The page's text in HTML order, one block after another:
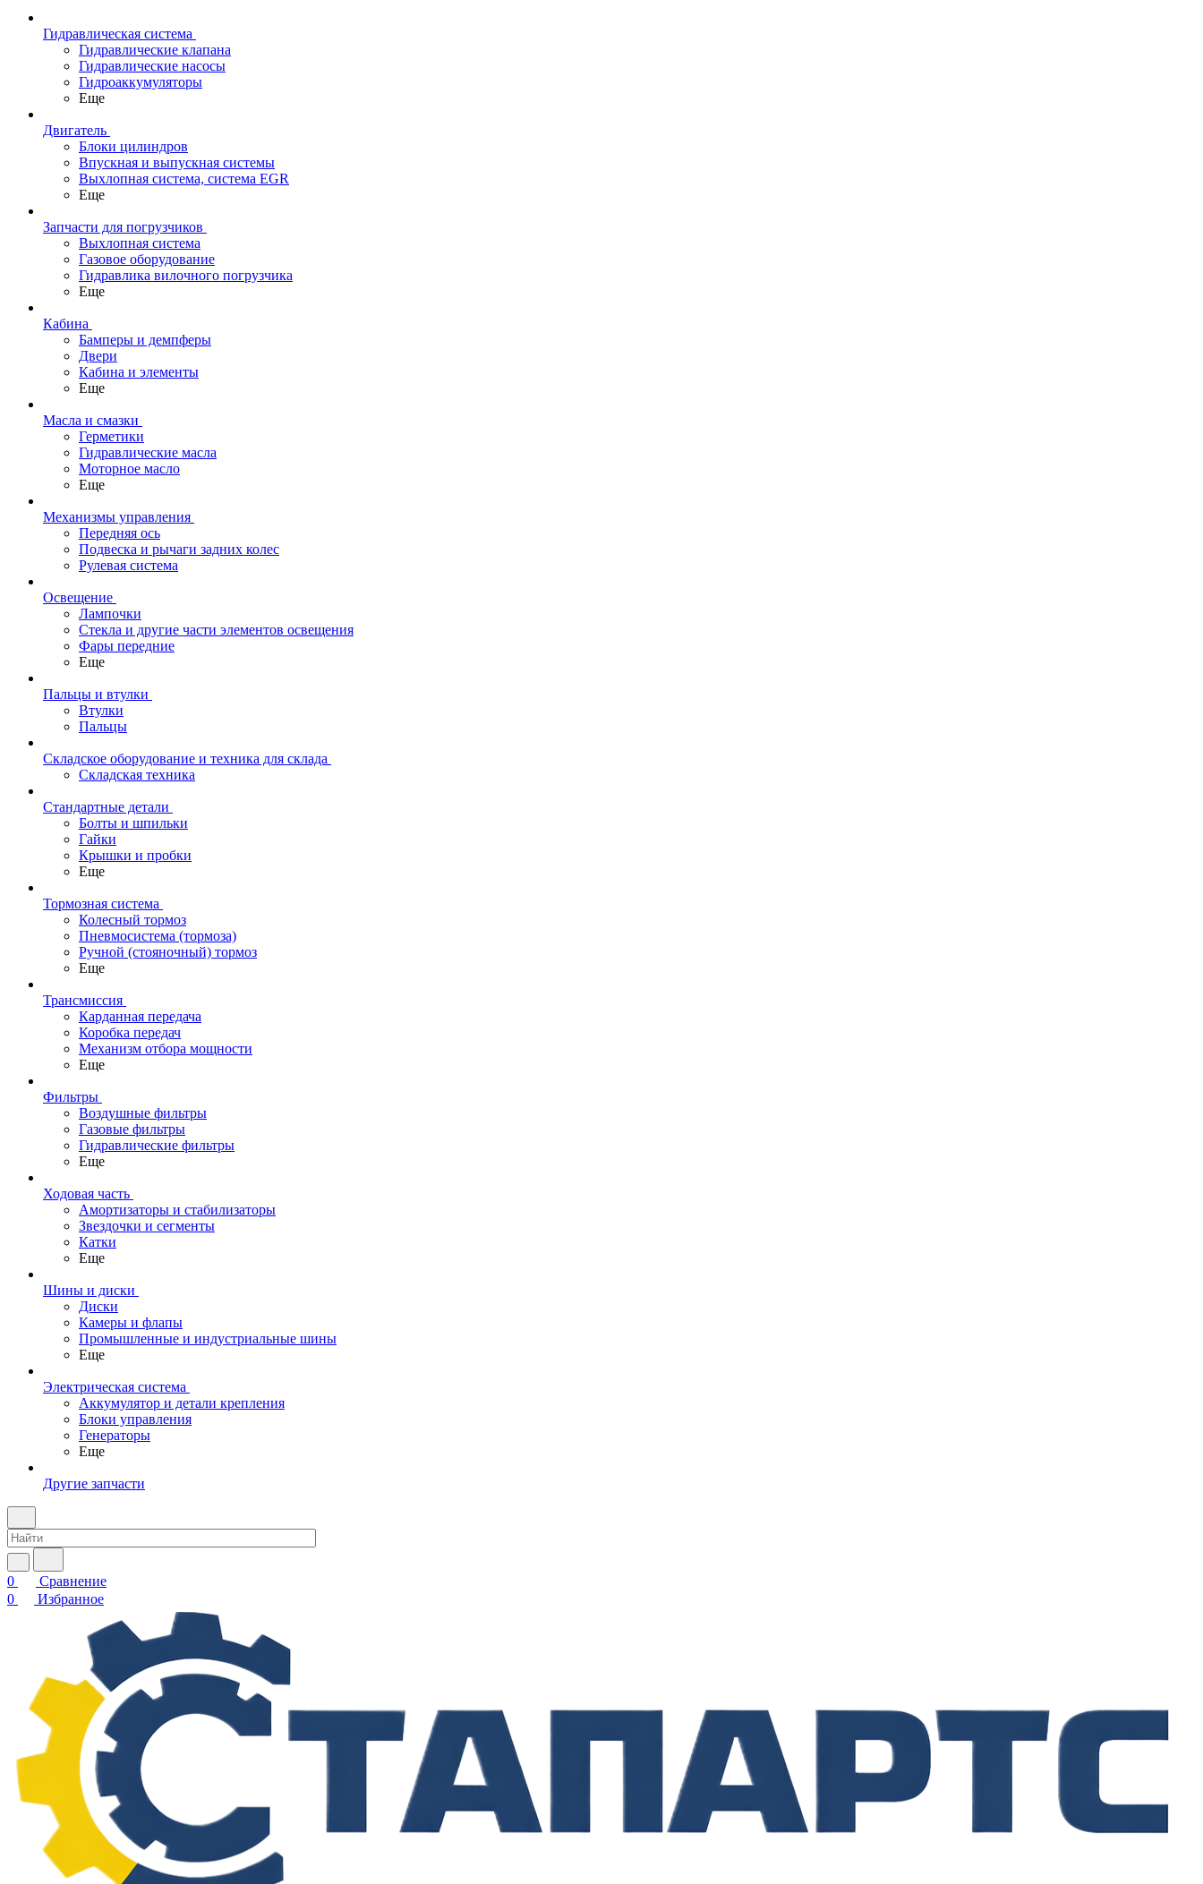
Гидравлическая система
Гидравлические клапана
Гидравлические насосы
Гидроаккумуляторы
Еще
Двигатель
Блоки цилиндров
Впускная и выпускная системы
Выхлопная система, система EGR
Еще
Запчасти для погрузчиков
Выхлопная система
Газовое оборудование
Гидравлика вилочного погрузчика
Еще
Кабина
Бамперы и демпферы
Двери
Кабина и элементы
Еще
Масла и смазки
Герметики
Гидравлические масла
Моторное масло
Еще
Механизмы управления
Передняя ось
Подвеска и рычаги задних колес
Рулевая система
Освещение
Лампочки
Стекла и другие части элементов освещения
Фары передние
Еще
Пальцы и втулки
Втулки
Пальцы
Складское оборудование и техника для склада
Складская техника
Стандартные детали
Болты и шпильки
Гайки
Крышки и пробки
Еще
Тормозная система
Колесный тормоз
Пневмосиcтема (тормоза)
Ручной (стояночный) тормоз
Еще
Трансмиссия
Карданная передача
Коробка передач
Механизм отбора мощности
Еще
Фильтры
Воздушные фильтры
Газовые фильтры
Гидравлические фильтры
Еще
Ходовая часть
Амортизаторы и стабилизаторы
Звездочки и сегменты
Катки
Еще
Шины и диски
Диски
Камеры и флапы
Промышленные и индустриальные шины
Еще
Электрическая система
Аккумулятор и детали крепления
Блоки управления
Генераторы
Еще
Другие запчасти
0
Сравнение
0
Избранное